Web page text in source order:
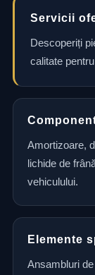
Servicii
Descoperiți
calitate
Amortizoare,
lichide de
vehiculului.
Elemente
Ansambluri